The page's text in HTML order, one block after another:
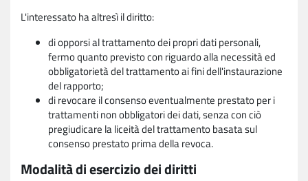
L'interessato ha altresì il diritto:
di opporsi al trattamento dei propri dati personali,
fermo quanto previsto con riguardo alla necessità ed
obbligatorietà del trattamento ai fini dell'instaurazione
del rapporto;
di revocare il consenso eventualmente prestato per i
trattamenti non obbligatori dei dati, senza con ciò
pregiudicare la liceità del trattamento basata sul
consenso prestato prima della revoca.
Modalità di esercizio dei diritti